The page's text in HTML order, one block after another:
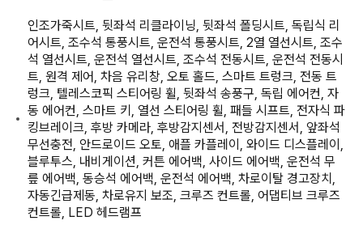
인조가죽시트, 뒷좌석 리클라이닝, 뒷좌석 폴딩시트, 독립식 리
어시트, 조수석 통풍시트, 운전석 통풍시트, 2열 열선시트, 조수
석 열선시트, 운전석 열선시트, 조수석 전동시트, 운전석 전동시
트, 원격 제어, 차음 유리창, 오토 홀드, 스마트 트렁크, 전동 트
렁크, 텔레스코픽 스티어링 휠, 뒷좌석 송풍구, 독립 에어컨, 자
동 에어컨, 스마트 키, 열선 스티어링 휠, 패들 시프트, 전자식 파
킹브레이크, 후방 카메라, 후방감지센서, 전방감지센서, 앞좌석
무선충전, 안드로이드 오토, 애플 카플레이, 와이드 디스플레이,
블루투스, 내비게이션, 커튼 에어백, 사이드 에어백, 운전석 무
릎 에어백, 동승석 에어백, 운전석 에어백, 차로이탈 경고장치,
자동긴급제동, 차로유지 보조, 크루즈 컨트롤, 어댑티브 크루즈
컨트롤, LED 헤드램프